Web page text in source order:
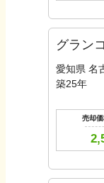
グラン
愛知県 名
築25年
売却